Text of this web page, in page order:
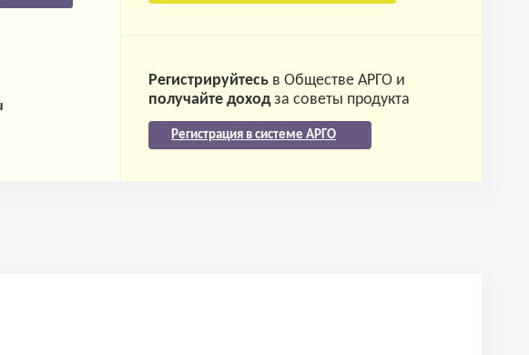
Регистрируйтесь в Обществе АРГО и
получайте доходза советы продукта
Регистрация в системе АРГО